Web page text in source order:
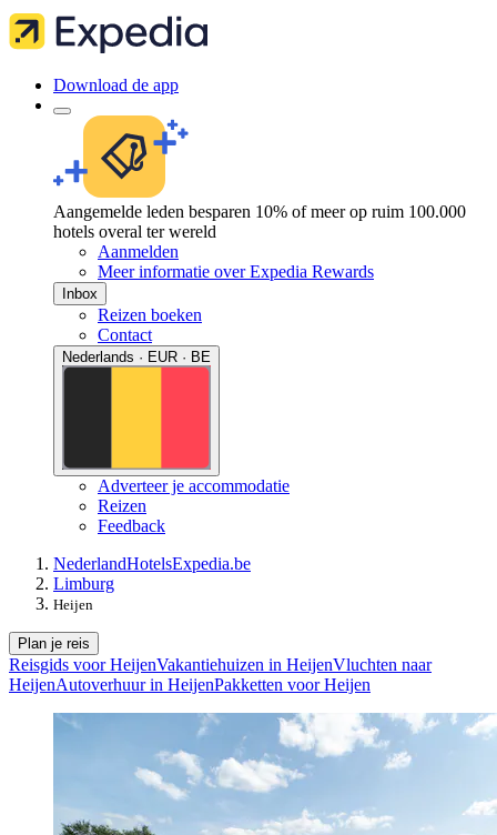
Download de app
Aangemelde leden besparen 10% of meer op ruim 100.000
hotels overal ter wereld
Aanmelden
Meer informatie over Expedia Rewards
Inbox
Reizen boeken
Contact
Nederlands · EUR · BE
Adverteer je accommodatie
Reizen
Feedback
NederlandHotelsExpedia.be
Limburg
Heijen
Plan je reis
Reisgids voor HeijenVakantiehuizen in HeijenVluchten naar
HeijenAutoverhuur in HeijenPakketten voor Heijen